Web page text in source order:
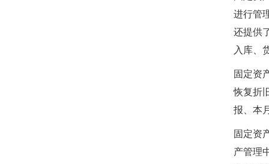
进行管
还提供
入库、
固定资
恢复折
报、本
固定资
产管理